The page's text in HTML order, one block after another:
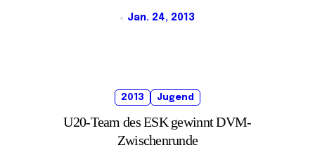
Jan. 24, 2013
2013 Jugend
U20-Team des ESK gewinnt DVM-
Zwischenrunde